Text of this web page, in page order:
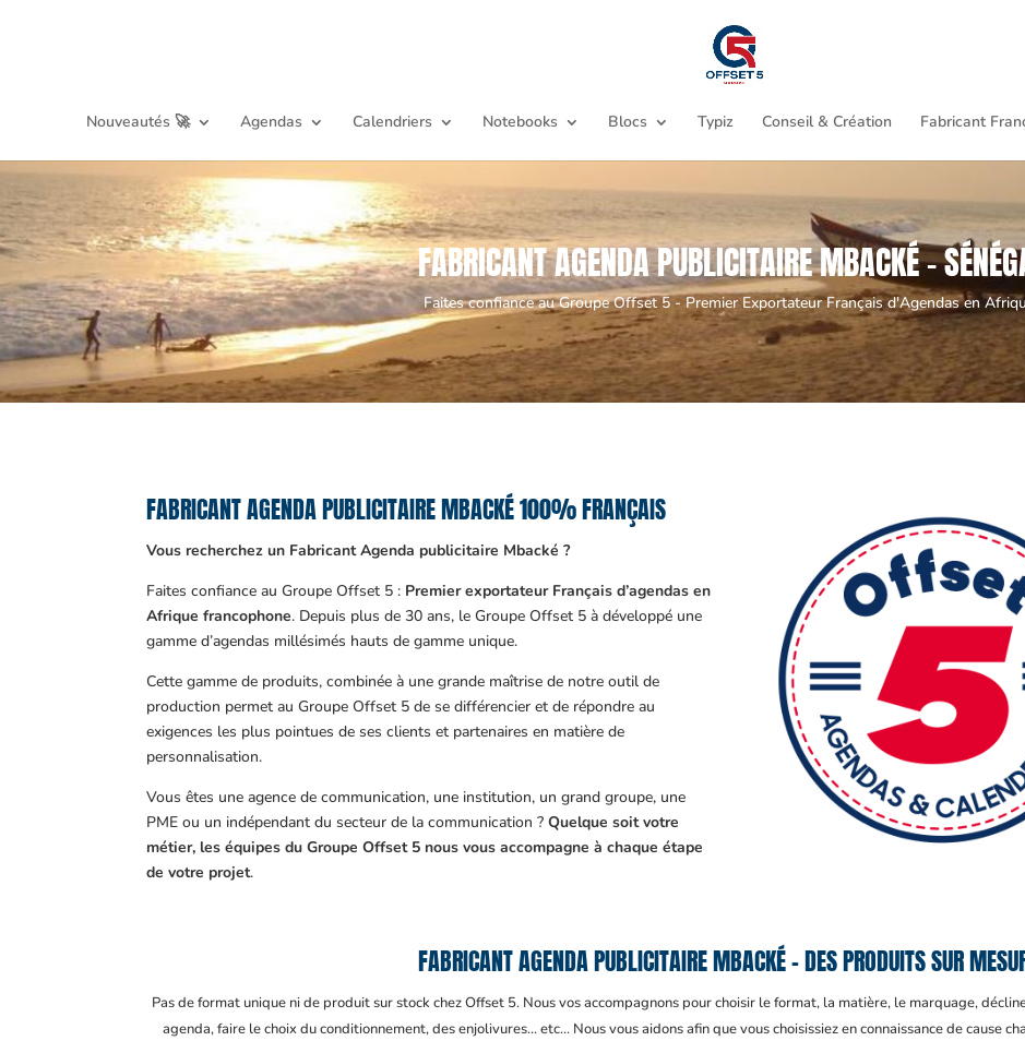
Nouveautés 🚀 Agendas Calendriers Notebooks Blocs Typiz Conseil & Création Fabricant
FABRICANT AGENDA PUBLICITAIRE MBACKÉ -
Faites confiance au Groupe Offset 5 - Premier Exportateur Français d'Agendas en
FABRICANT AGENDA PUBLICITAIRE MBACKÉ 100% FRANÇAIS
Vous recherchez un Fabricant Agenda publicitaire Mbacké ?
Faites confiance au Groupe Offset 5 : Premier exportateur Français d’agendas en
Afrique francophone. Depuis plus de 30 ans, le Groupe Offset 5 à développé une
gamme d’agendas millésimés hauts de gamme unique.
Cette gamme de produits, combinée à une grande maîtrise de notre outil de
production permet au Groupe Offset 5 de se différencier et de répondre au
exigences les plus pointues de ses clients et partenaires en matière de
personnalisation.
Vous êtes une agence de communication, une institution, un grand groupe, une
PME ou un indépendant du secteur de la communication ?Quelque soit votre
métier, les équipes du Groupe Offset 5 nous vous accompagne à chaque étape
de votre projet.
FABRICANT AGENDA PUBLICITAIRE MBACKÉ – DES PRODUITS SUR
Pas de format unique ni de produit sur stock chez Offset 5. Nous vos accompagnons pour choisir le format, la matière, le marquage,
agenda, faire le choix du conditionnement, des enjolivures… etc… Nous vous aidons afin que vous choisissiez en connaissance de cause